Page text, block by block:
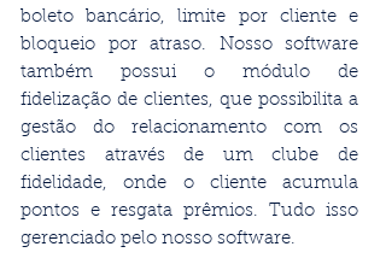
boleto bancário, limite por cliente e
bloqueio por atraso. Nosso software
também possui o módulo de
fidelização de clientes, que possibilita a
gestão do relacionamento com os
clientes através de um clube de
fidelidade, onde o cliente acumula
pontos e resgata prêmios. Tudo isso
gerenciado pelo nosso software.